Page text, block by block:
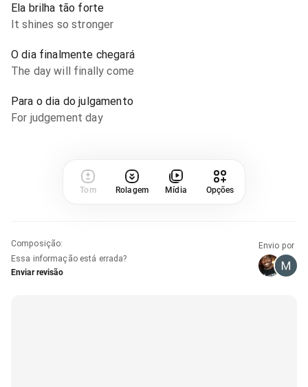
Ela brilha tão forte
It shines so stronger
O dia finalmente chegará
The day will finally come
Para o dia do julgamento
For judgement day
Tom Rolagem Mídia Opções
Composição:
Essa informação está errada?
Enviar revisão
Envio por